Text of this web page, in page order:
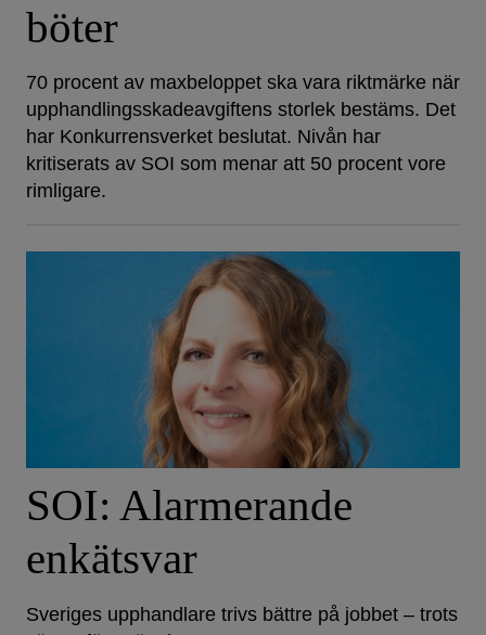
böter
70 procent av maxbeloppet ska vara riktmärke när
upphandlingsskadeavgiftens storlek bestäms. Det
har Konkurrensverket beslutat. Nivån har
kritiserats av SOI som menar att 50 procent vore
rimligare.
SOI: Alarmerande
enkätsvar
Sveriges upphandlare trivs bättre på jobbet – trots